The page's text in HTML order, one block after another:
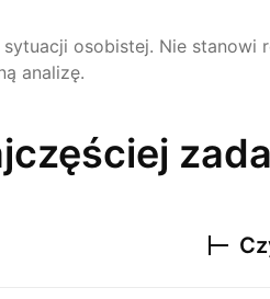
osobistej. Nie
analizę.